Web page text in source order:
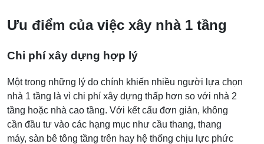
Ưu điểm của việc xây nhà 1 tầng
Chi phí xây dựng hợp lý
Một trong những lý do chính khiến nhiều người lựa chọn
nhà 1 tầng là vì chi phí xây dựng thấp hơn so với nhà 2
tầng hoặc nhà cao tầng. Với kết cấu đơn giản, không
cần đầu tư vào các hạng mục như cầu thang, thang
máy, sàn bê tông tầng trên hay hệ thống chịu lực phức